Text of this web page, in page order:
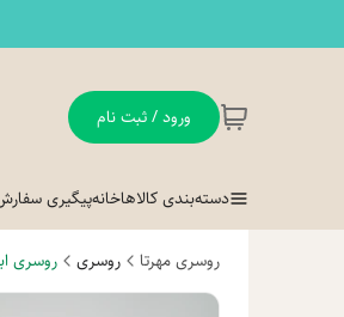
ورود / ثبت نام
دسته‌بندی کالاهاخانهپیگیری
روسری مهرتا روسری روسری